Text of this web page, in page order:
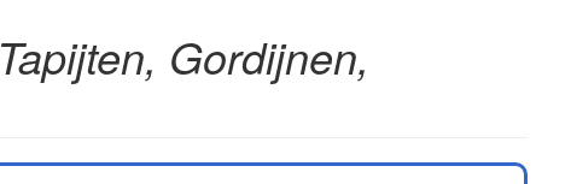
Tapijten, Gordijnen,